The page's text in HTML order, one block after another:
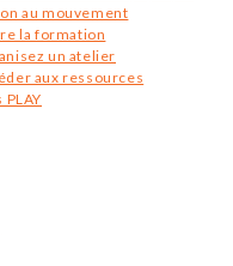
au mouvement
la formation
un atelier
aux ressources